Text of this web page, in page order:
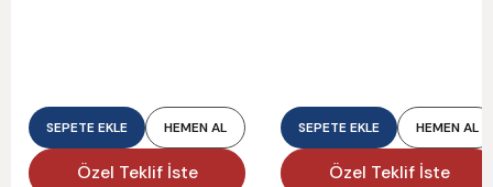
SEPETE EKLE HEMEN AL
Özel Teklif İste
SEPETE EKLE HEMEN AL
Özel Teklif İste